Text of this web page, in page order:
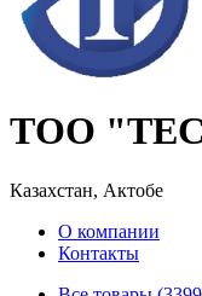
ТОО
Казахстан, Актобе
О компании
Контакты